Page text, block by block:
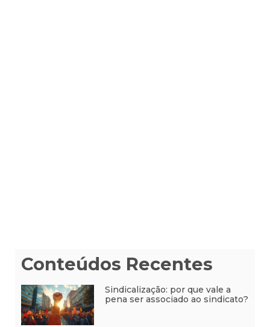
Conteúdos Recentes
Sindicalização: por que vale a
pena ser associado ao sindicato?